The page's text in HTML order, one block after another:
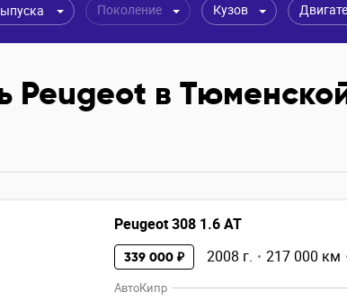
Поколение Кузов
Peugeot в
Peugeot 308 1.6 AT
339 000 ₽ 2008 г. 217 000 км
АвтоКипр